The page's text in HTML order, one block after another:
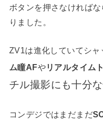
ボタンを押さなければ
りました。
ZV1は進化していてシ
ム瞳AFやリアルタイム
チル撮影にも十分
コンデジではまだまだ